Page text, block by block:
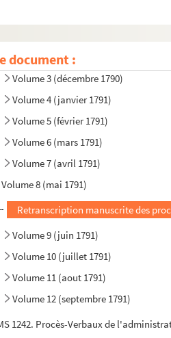
document :
Volume 2 (octobre-novembre 1790)
Volume 3 (décembre 1790)
Volume 4 (janvier 1791)
Volume 5 (février 1791)
Volume 6 (mars 1791)
Volume 7 (avril 1791)
Volume 8 (mai 1791)
Retranscription manuscrite des
Volume 9 (juin 1791)
Volume 10 (juillet 1791)
Volume 11 (aout 1791)
Volume 12 (septembre 1791)
1242. Procès-Verbaux de